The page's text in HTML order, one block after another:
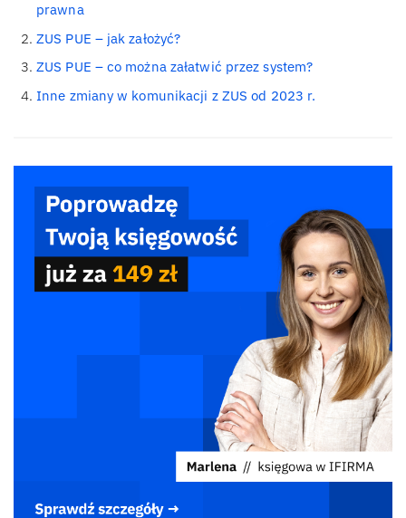
prawna
ZUS PUE – jak założyć?
ZUS PUE – co można załatwić przez system?
Inne zmiany w komunikacji z ZUS od 2023 r.